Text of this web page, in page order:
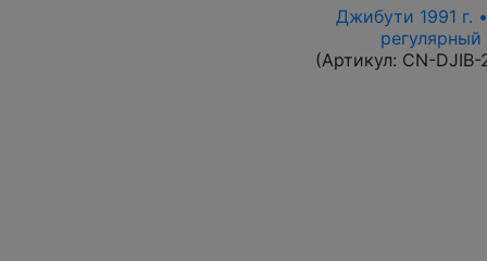
Джибути 1991 г.
(Артикул: CN-DJIB-